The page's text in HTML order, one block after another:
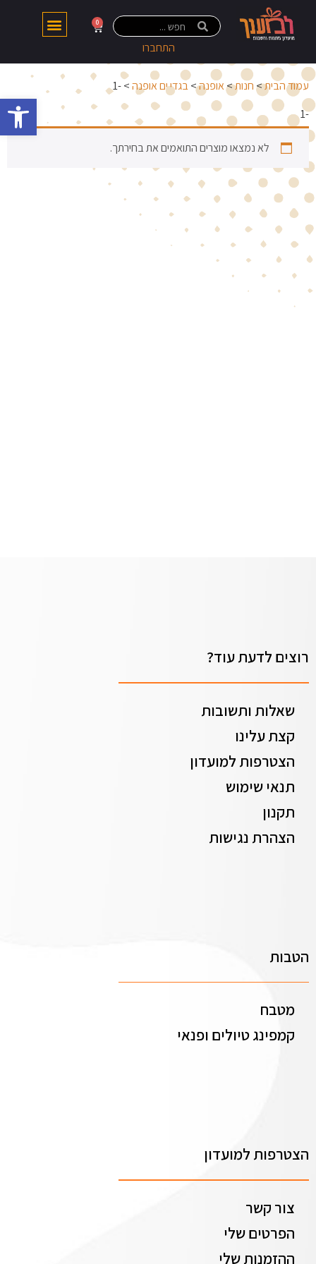
התחברו
0
עמוד הבית>חנות>אופנה>בגדי ים אופנה> -1
-1
לא נמצאו מוצרים התואמים את בחירתך.
רוצים לדעת עוד?
שאלות ותשובות
קצת עלינו
הצטרפות למועדון
תנאי שימוש
תקנון
הצהרת נגישות
הטבות
מטבח
קמפינג טיולים ופנאי
הצטרפות למועדון
צור קשר
הפרטים שלי
ההזמנות שלי